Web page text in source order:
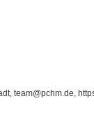
team@pchm.de,